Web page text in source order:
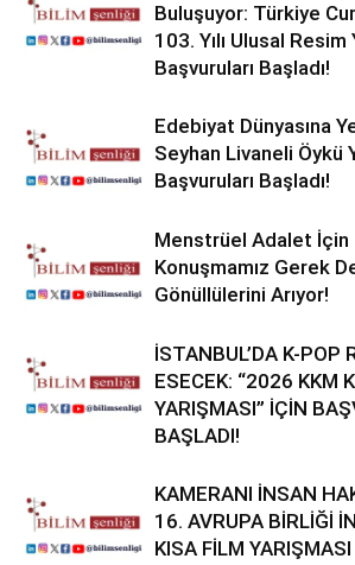
Buluşuyor: Türkiye
103. Yılı Ulusal Resim
Başvuruları Başladı!
Edebiyat Dünyasına
Seyhan Livaneli Öykü
Başvuruları Başladı!
Menstrüel Adalet İçin
Konuşmamız Gerek
Gönüllülerini Arıyor!
İSTANBUL’DA K-POP
ESECEK: “2026 KKM
YARIŞMASI” İÇİN
BAŞLADI!
KAMERANI İNSAN
16. AVRUPA BİRLİĞİ
KISA FİLM